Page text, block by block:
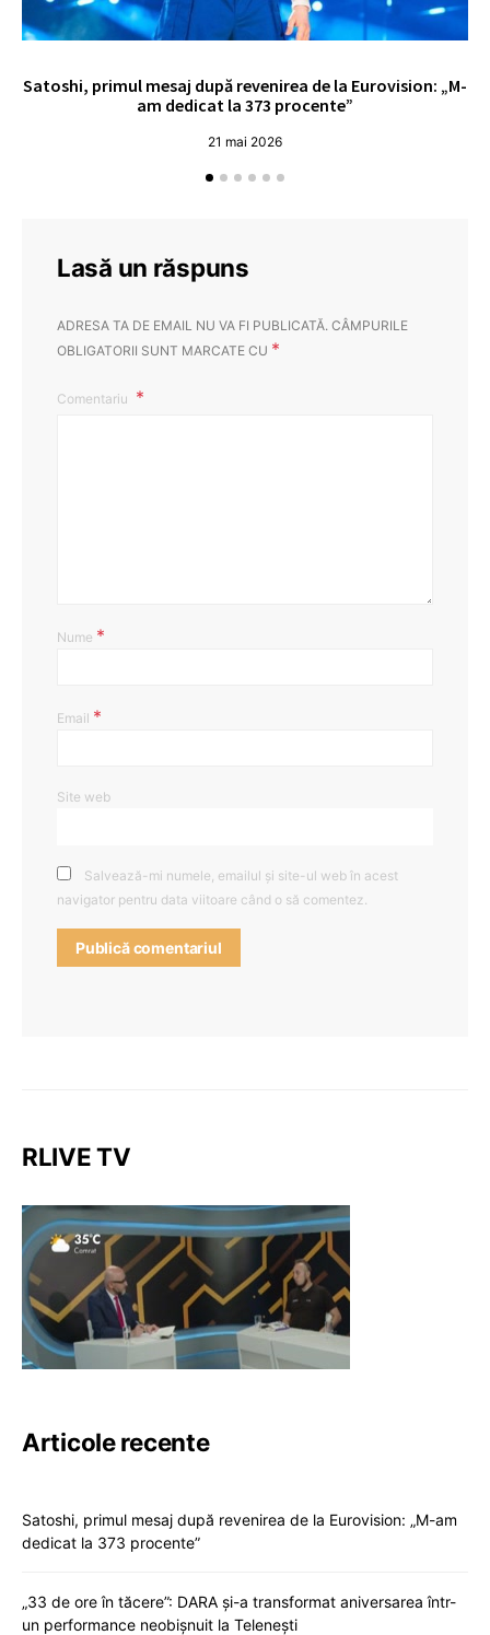
Satoshi, primul mesaj după revenirea de la Eurovision: „M-
am dedicat la 373 procente”
21 mai 2026
Lasă un răspuns
ADRESA TA DE EMAIL NU VA FI PUBLICATĂ. CÂMPURILE
OBLIGATORII SUNT MARCATE CU *
Comentariu
Nume *
Email *
Site web
Salvează-mi numele, emailul și site-ul web în acest
navigator pentru data viitoare când o să comentez.
RLIVE TV
Articole recente
Satoshi, primul mesaj după revenirea de la Eurovision: „M-am
dedicat la 373 procente”
„33 de ore în tăcere”: DARA și-a transformat aniversarea într-
un performance neobișnuit la Telenești